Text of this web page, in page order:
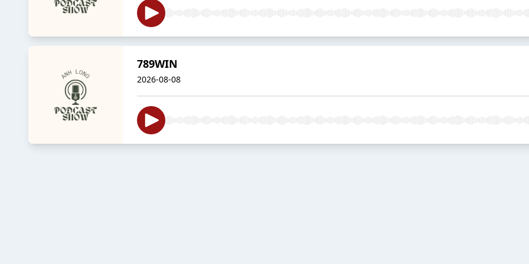
789WIN
2026-08-08